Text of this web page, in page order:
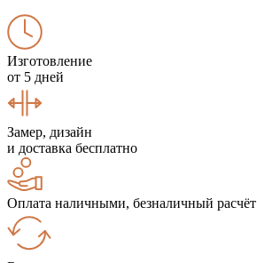
Изготовление
от 5 дней
Замер, дизайн
и доставка бесплатно
Оплата наличными, безналичный расчёт